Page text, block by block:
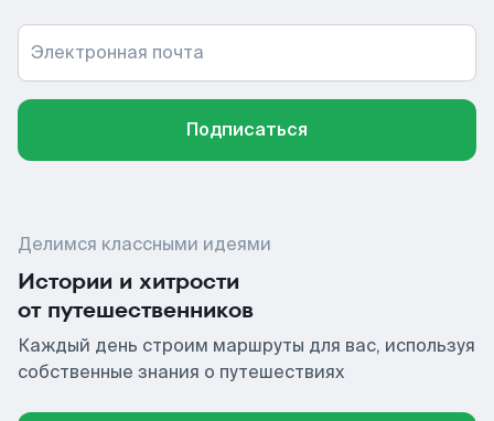
Электронная почта
Подписаться
Делимся классными идеями
Истории и хитрости
от путешественников
Каждый день строим маршруты для вас, используя
собственные знания о путешествиях